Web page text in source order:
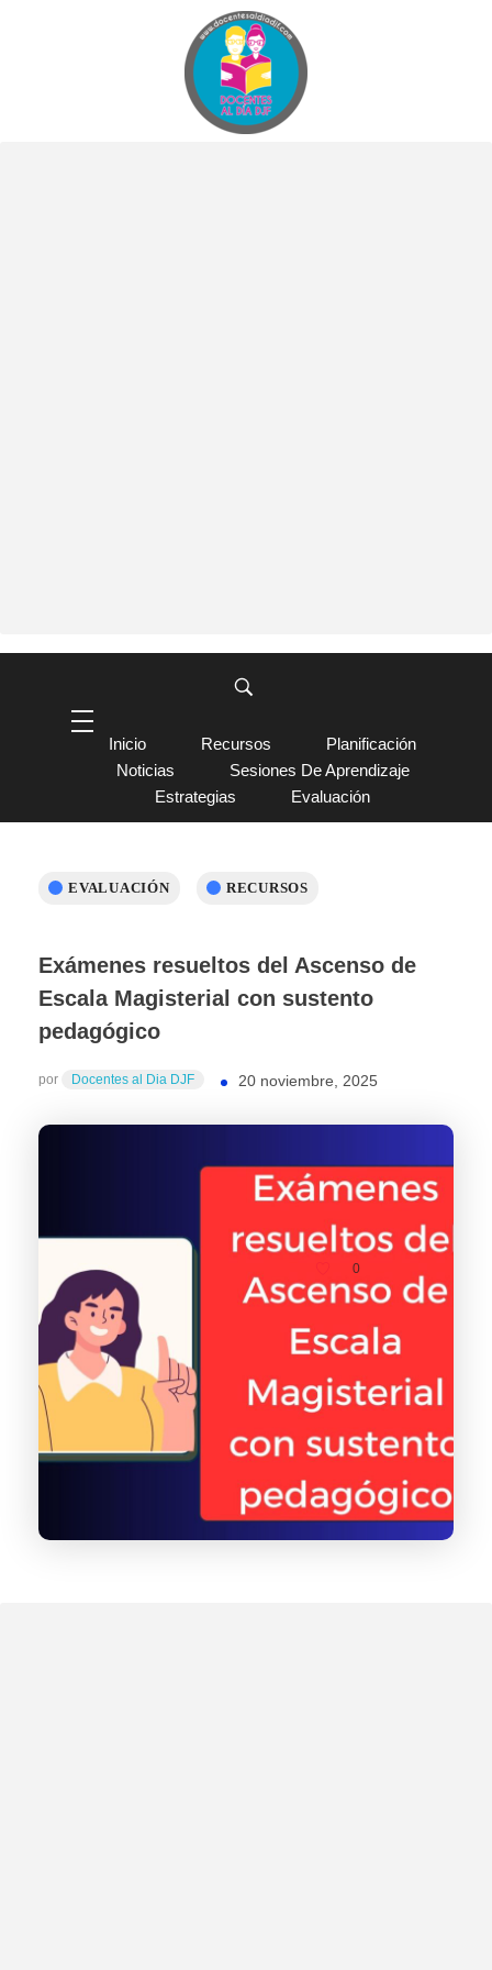
Inicio Recursos
Planificación
Noticias
Sesiones De Aprendizaje
Estrategias
Evaluación
Exámenes resueltos del Ascenso de
Escala Magisterial con sustento
pedagógico
20 noviembre, 2025
por Docentes al Dia DJF
EVALUACIÓN RECURSOS
0